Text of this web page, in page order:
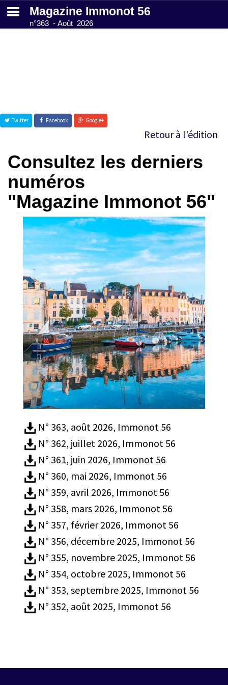
Annuaire des
notaires
Contactez-nous
Magazine Immonot 56
n°363 - Août 2026
Twitter Facebook Google+
Retour à l'édition
Consultez les derniers
numéros
"Magazine Immonot 56"
N° 363, août 2026, Immonot 56
N° 362, juillet 2026, Immonot 56
N° 361, juin 2026, Immonot 56
N° 360, mai 2026, Immonot 56
N° 359, avril 2026, Immonot 56
N° 358, mars 2026, Immonot 56
N° 357, février 2026, Immonot 56
N° 356, décembre 2025, Immonot 56
N° 355, novembre 2025, Immonot 56
N° 354, octobre 2025, Immonot 56
N° 353, septembre 2025, Immonot 56
N° 352, août 2025, Immonot 56